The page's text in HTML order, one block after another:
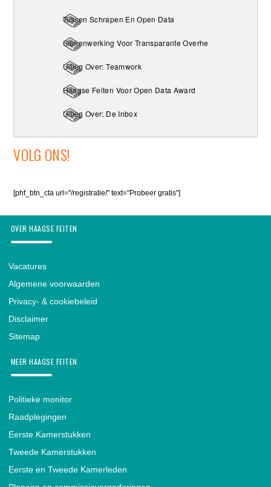
Tussen Schrapen En Open Data
Samenwerking Voor Transparante Overheid
Uitleg Over: Teamwork
Haagse Feiten Voor Open Data Award
Uitleg Over: De Inbox
VOLG ONS!
[phf_btn_cta url="/registratie/" text="Probeer gratis"]
OVER HAAGSE FEITEN
Vacatures
Algemene voorwaarden
Privacy- & cookiebeleid
Disclaimer
Sitemap
MEER HAAGSE FEITEN
Politieke monitor
Raadplegingen
Eerste Kamerstukken
Tweede Kamerstukken
Eerste en Tweede Kamerleden